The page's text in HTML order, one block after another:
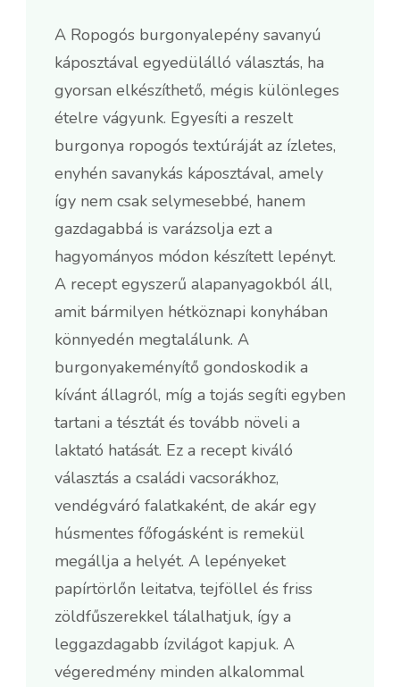
A Ropogós burgonyalepény savanyú
káposztával egyedülálló választás, ha
gyorsan elkészíthető, mégis különleges
ételre vágyunk. Egyesíti a reszelt
burgonya ropogós textúráját az ízletes,
enyhén savanykás káposztával, amely
így nem csak selymesebbé, hanem
gazdagabbá is varázsolja ezt a
hagyományos módon készített lepényt.
A recept egyszerű alapanyagokból áll,
amit bármilyen hétköznapi konyhában
könnyedén megtalálunk. A
burgonyakeményítő gondoskodik a
kívánt állagról, míg a tojás segíti egyben
tartani a tésztát és tovább növeli a
laktató hatását. Ez a recept kiváló
választás a családi vacsorákhoz,
vendégváró falatkaként, de akár egy
húsmentes főfogásként is remekül
megállja a helyét. A lepényeket
papírtörlőn leitatva, tejföllel és friss
zöldfűszerekkel tálalhatjuk, így a
leggazdagabb ízvilágot kapjuk. A
végeredmény minden alkalommal